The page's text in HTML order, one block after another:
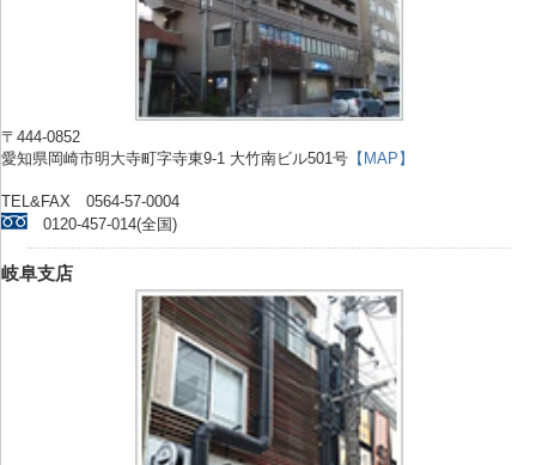
〒444-0852
愛知県岡崎市明大寺町字寺東9-1 大竹南ビル501号 【MAP】
TEL&FAX 0564-57-0004
0120-457-014(全国)
岐阜支店